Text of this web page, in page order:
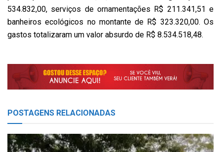
534.832,00, serviços de ornamentações R$ 211.341,51 e
banheiros ecológicos no montante de R$ 323.320,00. Os
gastos totalizaram um valor absurdo de R$ 8.534.518,48.
POSTAGENS RELACIONADAS